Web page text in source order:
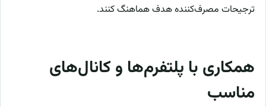
ترجیحات مصرف‌کننده هدف هماهنگ کنند.
همکاری با پلتفرم‌ها و کانال‌های
مناسب